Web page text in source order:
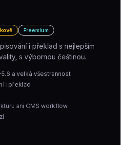
Freemium
i překlad s nejlepším
s výbornou češtinou.
a velká všestrannost
i překlad
ani CMS workflow